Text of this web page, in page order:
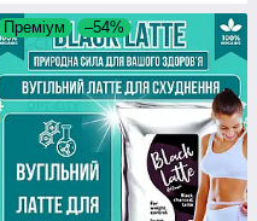
Преміум –54%